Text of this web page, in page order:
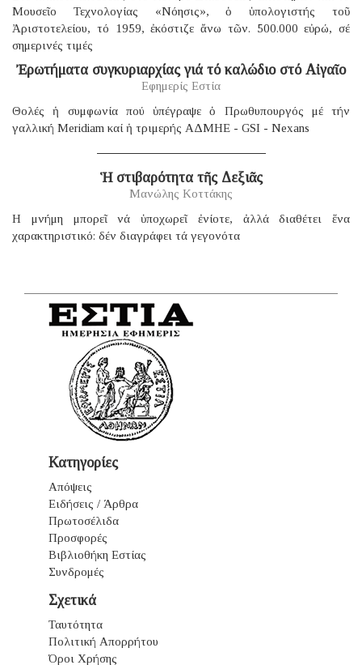
Μουσεῖο Τεχνολογίας «Νόησις», ὁ ὑπολογιστής τοῦ
Ἀριστοτελείου, τό 1959, ἐκόστιζε ἄνω τῶν. 500.000 εὐρώ, σέ
σημερινές τιμές
Ἐρωτήματα συγκυριαρχίας γιά τό καλώδιο στό Αἰγαῖο
Εφημερίς Εστία
Θολές ἡ συμφωνία πού ὑπέγραψε ὁ Πρωθυπουργός μέ τήν
γαλλική Μeridiam καί ἡ τριμερής ΑΔΜΗΕ - GSI - Nexans
Ἡ στιβαρότητα τῆς Δεξιᾶς
Μανώλης Κοττάκης
H μνήμη μπορεῖ νά ὑποχωρεῖ ἐνίοτε, ἀλλά διαθέτει ἕνα
χαρακτηριστικό: δέν διαγράφει τά γεγονότα
Κατηγορίες
Απόψεις
Ειδήσεις / Άρθρα
Πρωτοσέλιδα
Προσφορές
Βιβλιοθήκη Εστίας
Συνδρομές
Σχετικά
Ταυτότητα
Πολιτική Απορρήτου
Όροι Χρήσης